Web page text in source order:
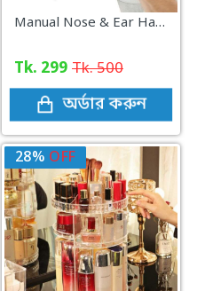
Manual Nose & Ear Hair Trimmer
Tk. 299 Tk. 500
অর্ডার করুন
28% OFF